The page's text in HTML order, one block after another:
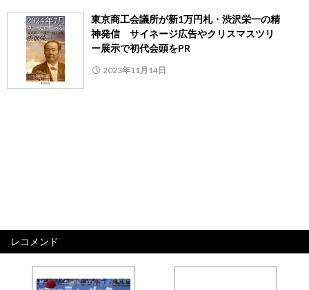
東京商工会議所が新1万円札・渋沢栄一の精
神発信 サイネージ広告やクリスマスツリ
ー展示で初代会頭をPR
2023年11月14日
レコメンド